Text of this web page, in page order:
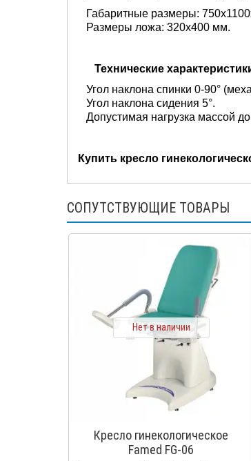
Габаритные размеры:
Размеры ложа: 320х400 мм.
Технические
Угол наклона спинки 0-90°
Угол наклона сидения 5°.
Допустимая нагрузка массой до
Купить кресло
СОПУТСТВУЮЩИЕ ТОВАРЫ
Нет в наличии
Кресло гинекологическое
Famed FG-06